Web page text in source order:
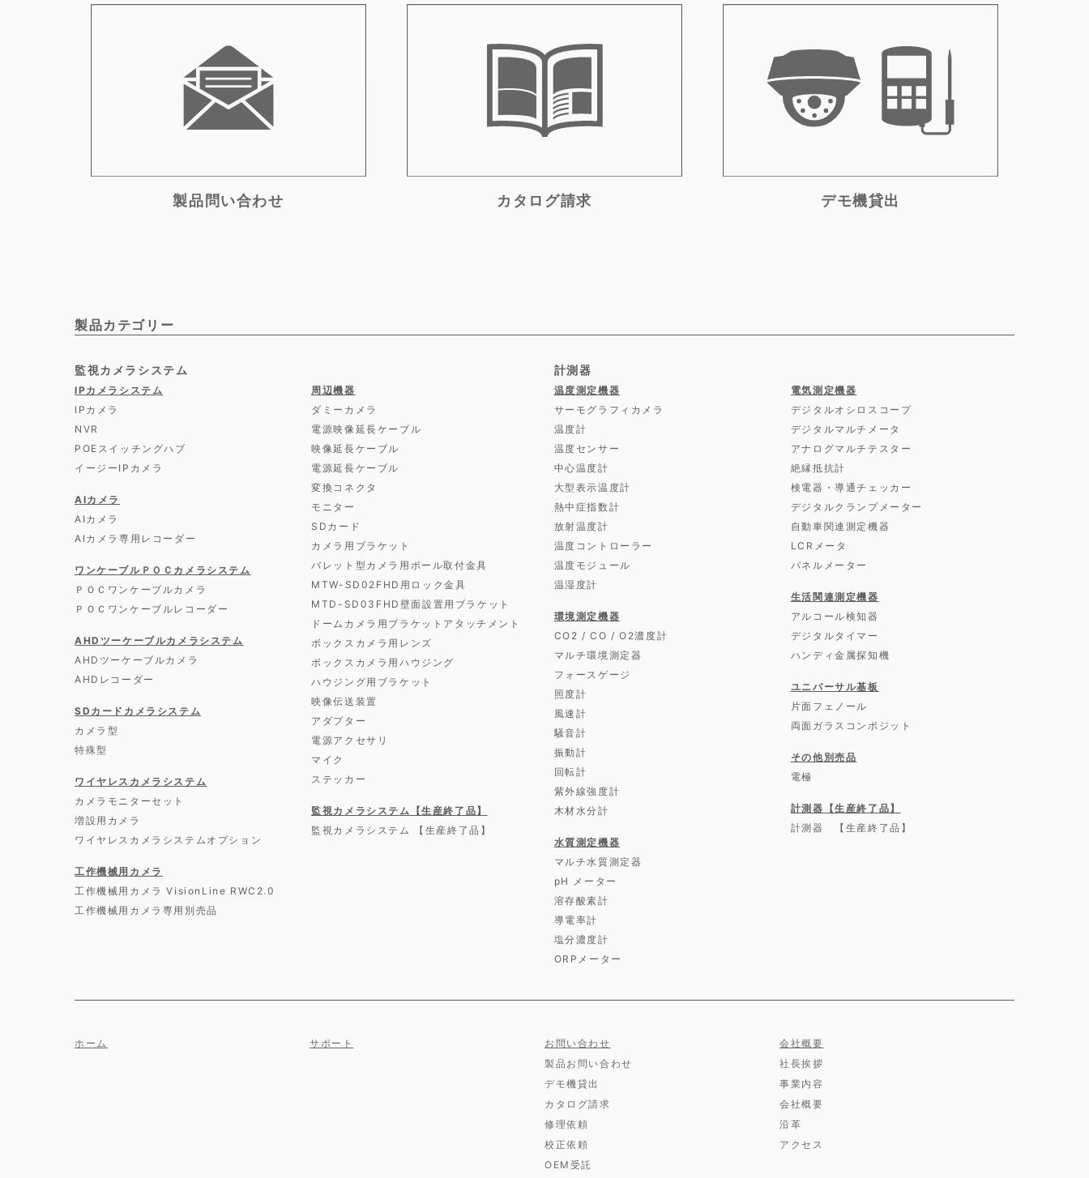
製品問い合わせ カタログ請求 デモ機貸出
製品カテゴリー
監視カメラシステム
IPカメラシステム
IPカメラ
NVR
POEスイッチングハブ
イージーIPカメラ
AIカメラ
AIカメラ
AIカメラ専用レコーダー
ワンケーブルＰＯＣカメラシステム
ＰＯＣワンケーブルカメラ
ＰＯＣワンケーブルレコーダー
AHDツーケーブルカメラシステム
AHDツーケーブルカメラ
AHDレコーダー
SDカードカメラシステム
カメラ型
特殊型
ワイヤレスカメラシステム
カメラモニターセット
増設用カメラ
ワイヤレスカメラシステムオプション
工作機械用カメラ
工作機械用カメラ VisionLine RWC2.0
工作機械用カメラ専用別売品
周辺機器
ダミーカメラ
電源映像延長ケーブル
映像延長ケーブル
電源延長ケーブル
変換コネクタ
モニター
SDカード
カメラ用ブラケット
バレット型カメラ用ポール取付金具
MTW-SD02FHD用ロック金具
MTD-SD03FHD壁面設置用ブラケット
ドームカメラ用ブラケットアタッチメント
ボックスカメラ用レンズ
ボックスカメラ用ハウジング
ハウジング用ブラケット
映像伝送装置
アダプター
電源アクセサリ
マイク
ステッカー
監視カメラシステム【生産終了品】
監視カメラシステム 【生産終了品】
計測器
温度測定機器
サーモグラフィカメラ
温度計
温度センサー
中心温度計
大型表示温度計
熱中症指数計
放射温度計
温度コントローラー
温度モジュール
温湿度計
環境測定機器
CO2 / CO / O2濃度計
マルチ環境測定器
フォースゲージ
照度計
風速計
騒音計
振動計
回転計
紫外線強度計
木材水分計
水質測定機器
マルチ水質測定器
pH メーター
溶存酸素計
導電率計
塩分濃度計
ORPメーター
電気測定機器
デジタルオシロスコープ
デジタルマルチメータ
アナログマルチテスター
絶縁抵抗計
検電器・導通チェッカー
デジタルクランプメーター
自動車関連測定機器
LCRメータ
パネルメーター
生活関連測定機器
アルコール検知器
デジタルタイマー
ハンディ金属探知機
ユニバーサル基板
片面フェノール
両面ガラスコンポジット
その他別売品
電極
計測器【生産終了品】
計測器 【生産終了品】
ホーム サポート
お問い合わせ
製品お問い合わせ
デモ機貸出
カタログ請求
修理依頼
校正依頼
OEM受託
会社概要
社長挨拶
事業内容
会社概要
沿革
アクセス